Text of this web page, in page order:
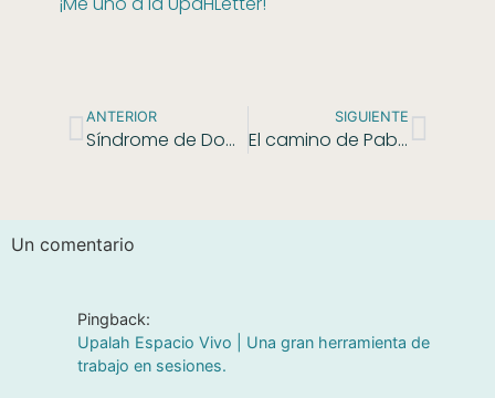
ANTERIOR
Síndrome de Down. Sin barreras.
SIGUIENTE
El camino de Pablo.
Un comentario
Pingback:
Upalah Espacio Vivo | Una gran herramienta de
trabajo en sesiones.